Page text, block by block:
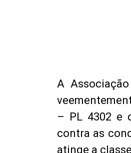
A
– PL 4302 e
contra as
atinge a